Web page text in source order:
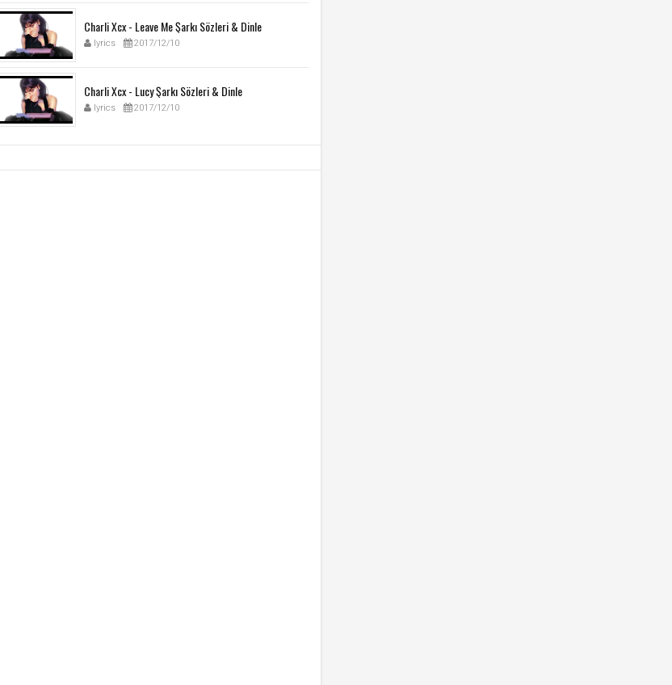
Charli Xcx - Leave Me Şarkı Sözleri & Dinle
lyrics 2017/12/10
Charli Xcx - Lucy Şarkı Sözleri & Dinle
lyrics 2017/12/10